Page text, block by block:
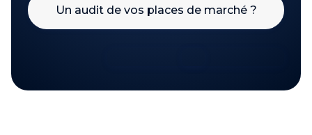
Un audit de vos places de marché ?